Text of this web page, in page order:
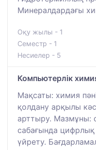
Минералдардағы
Оқу жылы - 1
Семестр - 1
Несиелер - 5
Компьютерлік
Мақсаты: химия
қолдану арқылы
арттыру. Мазмұны:
сабағында
үйрету.